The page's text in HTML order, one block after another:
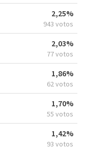
2,25%
943 votos
2,03%
77 votos
1,86%
62 votos
1,70%
55 votos
1,42%
93 votos